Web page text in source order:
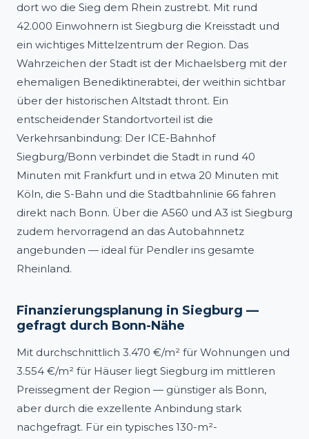
dort wo die Sieg dem Rhein zustrebt. Mit rund
42.000 Einwohnern ist Siegburg die Kreisstadt und
ein wichtiges Mittelzentrum der Region. Das
Wahrzeichen der Stadt ist der Michaelsberg mit der
ehemaligen Benediktinerabtei, der weithin sichtbar
über der historischen Altstadt thront. Ein
entscheidender Standortvorteil ist die
Verkehrsanbindung: Der ICE-Bahnhof
Siegburg/Bonn verbindet die Stadt in rund 40
Minuten mit Frankfurt und in etwa 20 Minuten mit
Köln, die S-Bahn und die Stadtbahnlinie 66 fahren
direkt nach Bonn. Über die A560 und A3 ist Siegburg
zudem hervorragend an das Autobahnnetz
angebunden — ideal für Pendler ins gesamte
Rheinland.
Finanzierungsplanung in Siegburg —
gefragt durch Bonn-Nähe
Mit durchschnittlich 3.470 €/m² für Wohnungen und
3.554 €/m² für Häuser liegt Siegburg im mittleren
Preissegment der Region — günstiger als Bonn,
aber durch die exzellente Anbindung stark
nachgefragt. Für ein typisches 130-m²-